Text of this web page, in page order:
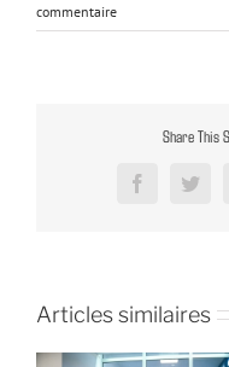
commentaire
Share This
Facebook
Articles similaires